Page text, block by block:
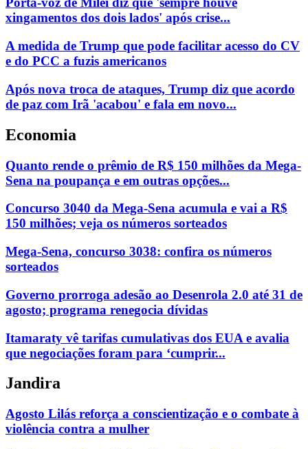
xingamentos dos dois lados' após crise...
A medida de Trump que pode facilitar acesso do CV
e do PCC a fuzis americanos
Após nova troca de ataques, Trump diz que acordo
de paz com Irã 'acabou' e fala em novo...
Economia
Quanto rende o prêmio de R$ 150 milhões da Mega-
Sena na poupança e em outras opções...
Concurso 3040 da Mega-Sena acumula e vai a R$
150 milhões; veja os números sorteados
Mega-Sena, concurso 3038: confira os números
sorteados
Governo prorroga adesão ao Desenrola 2.0 até 31 de
agosto; programa renegocia dívidas
Itamaraty vê tarifas cumulativas dos EUA e avalia
que negociações foram para ‘cumprir...
Jandira
Agosto Lilás reforça a conscientização e o combate à
violência contra a mulher